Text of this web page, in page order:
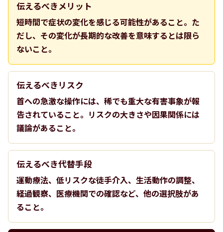
伝えるべきメリット
短時間で症状の変化を感じる可能性があること。た
だし、その変化が長期的な改善を意味するとは限ら
ないこと。
伝えるべきリスク
首への急激な操作には、稀でも重大な有害事象が報
告されていること。リスクの大きさや因果関係には
議論があること。
伝えるべき代替手段
運動療法、低リスクな徒手介入、生活動作の調整、
経過観察、医療機関での確認など、他の選択肢があ
ること。